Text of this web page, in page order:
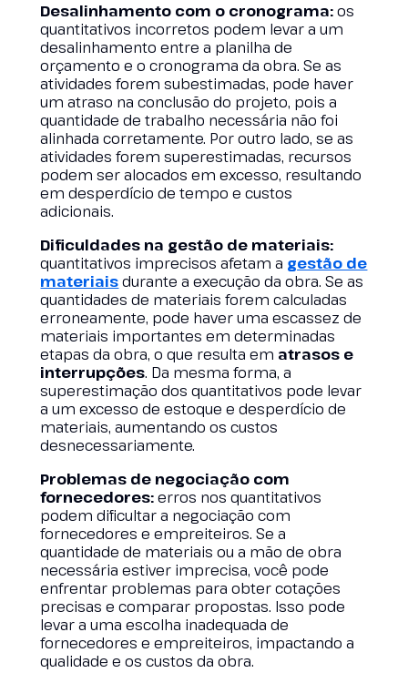
Desalinhamento com o cronograma:os
quantitativos incorretos podem levar a um
desalinhamento entre a planilha de
orçamento e o cronograma da obra. Se as
atividades forem subestimadas, pode haver
um atraso na conclusão do projeto, pois a
quantidade de trabalho necessária não foi
alinhada corretamente. Por outro lado, se as
atividades forem superestimadas, recursos
podem ser alocados em excesso, resultando
em desperdício de tempo e custos
adicionais.
Dificuldades na gestão de materiais:
quantitativos imprecisos afetam a gestão de
materiaisdurante a execução da obra. Se as
quantidades de materiais forem calculadas
erroneamente, pode haver uma escassez de
materiais importantes em determinadas
etapas da obra, o que resulta em atrasos e
interrupções. Da mesma forma, a
superestimação dos quantitativos pode levar
a um excesso de estoque e desperdício de
materiais, aumentando os custos
desnecessariamente.
Problemas de negociação com
fornecedores:erros nos quantitativos
podem dificultar a negociação com
fornecedores e empreiteiros. Se a
quantidade de materiais ou a mão de obra
necessária estiver imprecisa, você pode
enfrentar problemas para obter cotações
precisas e comparar propostas. Isso pode
levar a uma escolha inadequada de
fornecedores e empreiteiros, impactando a
qualidade e os custos da obra.